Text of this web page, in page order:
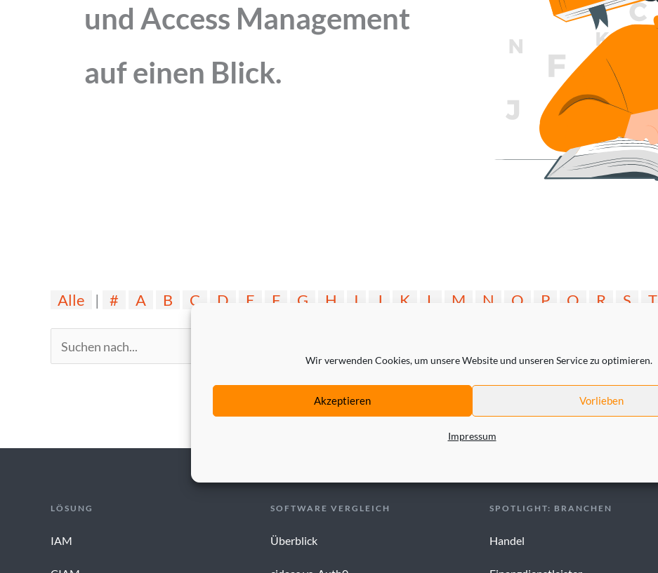
Wir verwenden Cookies, um unsere Website und unseren Service zu optimieren.
Akzeptieren Vorlieben
Impressum
und Access Management
auf einen Blick.
Alle | # A B C D E F G H I J K L M N O P Q R S T
LÖSUNG
IAM
SOFTWARE VERGLEICH
Überblick
SPOTLIGHT: BRANCHEN
Handel